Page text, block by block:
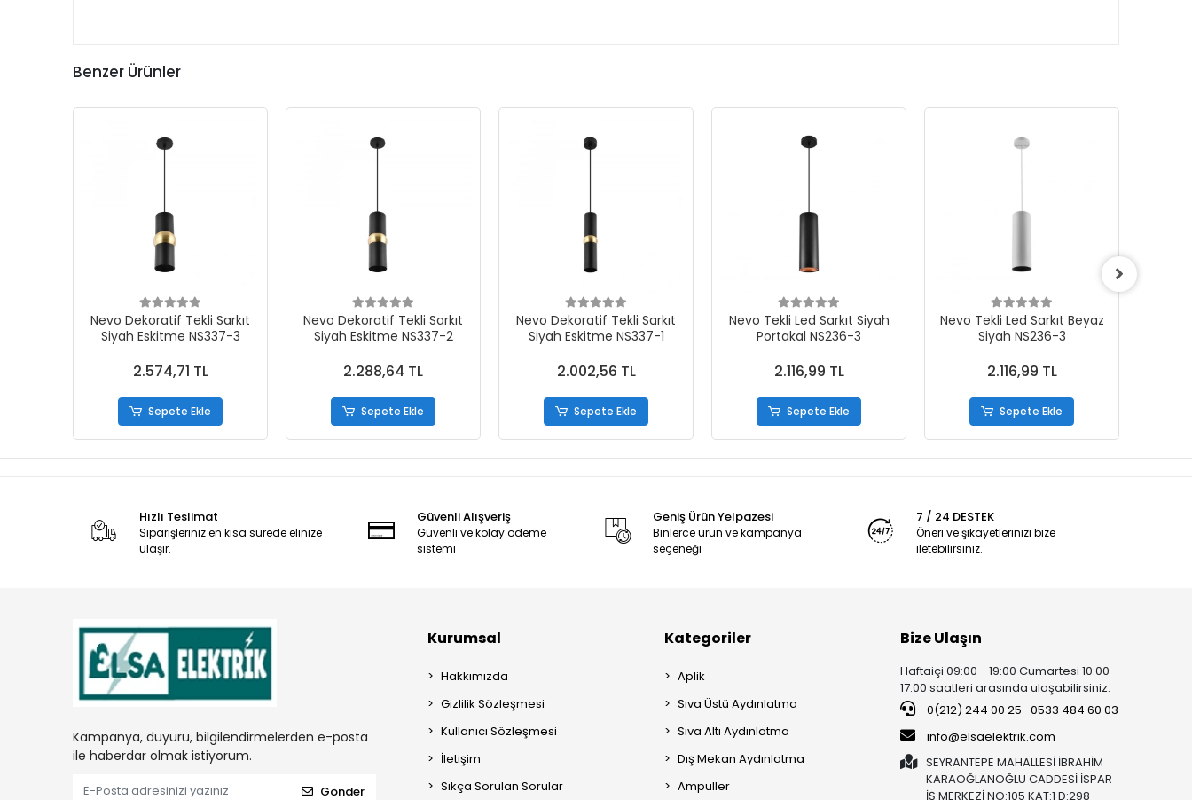
Benzer Ürünler
Nevo Dekoratif Tekli Sarkıt
Siyah Eskitme NS337-3
2.574,71 TL
Sepete Ekle
Nevo Dekoratif Tekli Sarkıt
Siyah Eskitme NS337-2
2.288,64 TL
Sepete Ekle
Nevo Dekoratif Tekli Sarkıt
Siyah Eskitme NS337-1
2.002,56 TL
Sepete Ekle
Nevo Tekli Led Sarkıt Siyah
Portakal NS236-3
2.116,99 TL
Sepete Ekle
Nevo Tekli Led Sarkıt Beyaz
Siyah NS236-3
2.116,99 TL
Sepete Ekle
Hızlı Teslimat
Siparişleriniz en kısa sürede elinize
ulaşır.
Güvenli Alışveriş
Güvenli ve kolay ödeme
sistemi
Geniş Ürün Yelpazesi
Binlerce ürün ve kampanya
seçeneği
7 / 24 DESTEK
Öneri ve şikayetlerinizi bize
iletebilirsiniz.
Kampanya, duyuru, bilgilendirmelerden e-posta
ile haberdar olmak istiyorum.
Gönder
Kurumsal
Hakkımızda
Gizlilik Sözleşmesi
Kullanıcı Sözleşmesi
İletişim
Sıkça Sorulan Sorular
Kategoriler
Aplik
Sıva Üstü Aydınlatma
Sıva Altı Aydınlatma
Dış Mekan Aydınlatma
Ampuller
Bize Ulaşın
Haftaiçi 09:00 - 19:00 Cumartesi 10:00 -
17:00 saatleri arasında ulaşabilirsiniz.
0(212) 244 00 25 -0533 484 60 03
info@elsaelektrik.com
SEYRANTEPE MAHALLESİ İBRAHİM
KARAOĞLANOĞLU CADDESİ İSPAR
İŞ MERKEZİ NO:105 KAT:1 D:298